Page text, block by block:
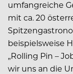
umfangreiche
mit ca. 20
beispielsweise
„Rolling Pin –
wir uns an die